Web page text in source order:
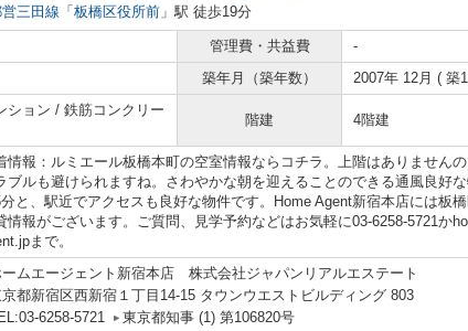
三田線 「 板橋区役所前 」駅 徒歩19分
管理費・共益費
-
築年月（築年数） 2007年 12月 ( 築
ション / 鉄筋コンクリー
階建 4階建
情報：ルミエール板橋本町の空室情報ならコチラ。上階はありません
ブルも避けられますね。さわやかな朝を迎えることのできる通風良好
と、駅近でアクセスも良好な物件です。Home Agent新宿本店には板
情報がございます。ご質問、見学予約などはお気軽に03-6258-5721か
まで。
ムエージェント新宿本店 株式会社ジャパンリアルエステート
都新宿区西新宿１丁目14-15 タウンウエストビルディング 803
6258-5721
東京都知事 (1) 第106820号